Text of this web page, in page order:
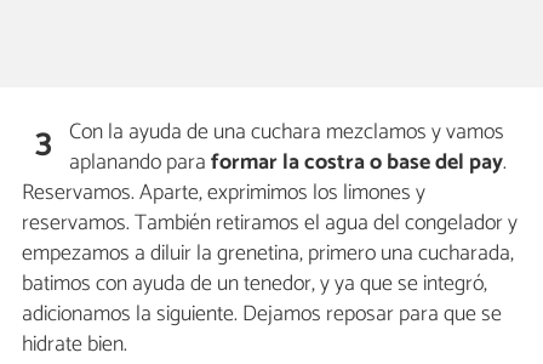
3 Con la ayuda de una cuchara mezclamos y vamos
aplanando paraformar la costra o base del pay.
Reservamos. Aparte, exprimimos los limones y
reservamos. También retiramos el agua del congelador y
empezamos a diluir la grenetina, primero una cucharada,
batimos con ayuda de un tenedor, y ya que se integró,
adicionamos la siguiente. Dejamos reposar para que se
hidrate bien.